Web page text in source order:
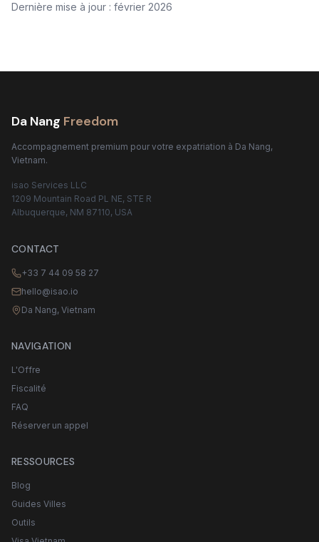
Dernière mise à jour : février 2026
Da Nang Freedom
Accompagnement premium pour votre expatriation à Da Nang,
Vietnam.
isao Services LLC
1209 Mountain Road PL NE, STE R
Albuquerque, NM 87110, USA
CONTACT
+33 7 44 09 58 27
hello@isao.io
Da Nang, Vietnam
NAVIGATION
L'Offre
Fiscalité
FAQ
Réserver un appel
RESSOURCES
Blog
Guides Villes
Outils